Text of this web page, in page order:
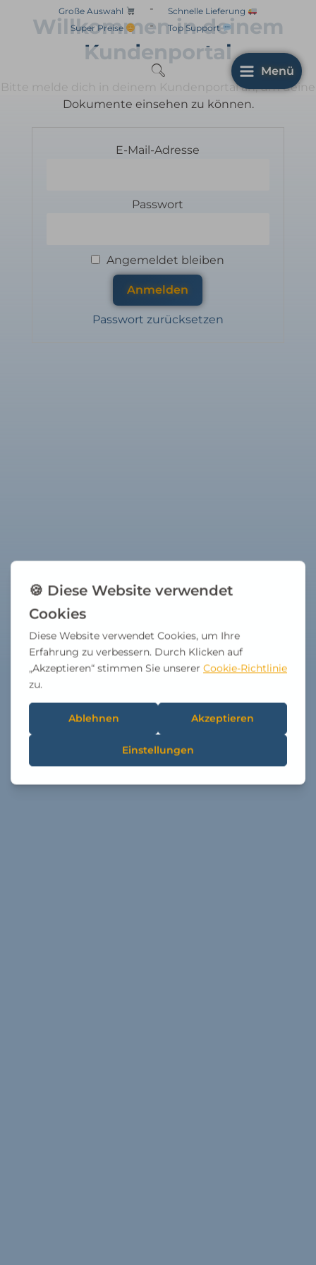
Große Auswahl
Super Preise
-
-
Schnelle Lieferung
Top Support
Menü
Willkommen in deinem
Kundenportal
Bitte melde dich in deinem Kundenportal an, um deine
Dokumente einsehen zu können.
E-Mail-Adresse
Passwort
Angemeldet bleiben
Passwort zurücksetzen